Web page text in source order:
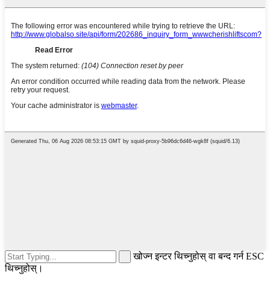
खोज्न इन्टर थिच्नुहोस् वा बन्द गर्न ESC
थिच्नुहोस्।